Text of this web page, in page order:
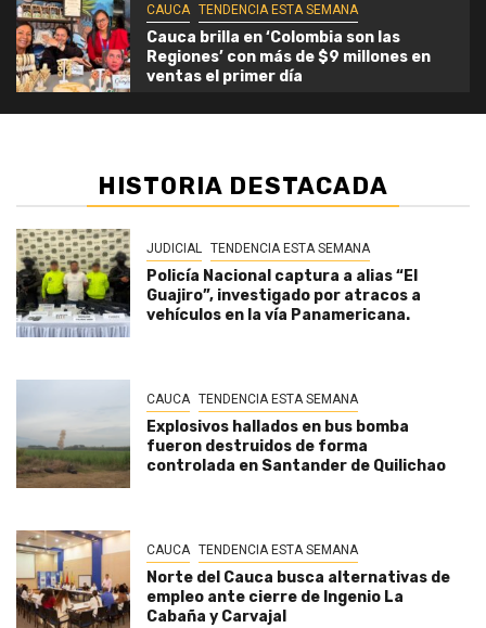
CAUCA TENDENCIA ESTA SEMANA
Cauca brilla en ‘Colombia son las
Regiones’ con más de $9 millones en
ventas el primer día
HISTORIA DESTACADA
JUDICIAL TENDENCIA ESTA SEMANA
Policía Nacional captura a alias “El
Guajiro”, investigado por atracos a
vehículos en la vía Panamericana.
CAUCA TENDENCIA ESTA SEMANA
Explosivos hallados en bus bomba
fueron destruidos de forma
controlada en Santander de Quilichao
CAUCA TENDENCIA ESTA SEMANA
Norte del Cauca busca alternativas de
empleo ante cierre de Ingenio La
Cabaña y Carvajal